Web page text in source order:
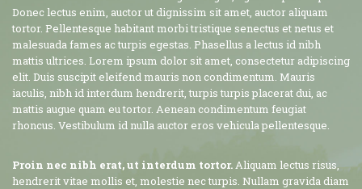
Donec lectus enim, auctor ut dignissim sit amet, auctor aliquam
tortor. Pellentesque habitant morbi tristique senectus et netus et
malesuada fames ac turpis egestas. Phasellus a lectus id nibh
mattis ultrices. Lorem ipsum dolor sit amet, consectetur adipiscing
elit. Duis suscipit eleifend mauris non condimentum. Mauris
iaculis, nibh id interdum hendrerit, turpis turpis placerat dui, ac
mattis augue quam eu tortor. Aenean condimentum feugiat
rhoncus. Vestibulum id nulla auctor eros vehicula pellentesque.
Proin nec nibh erat, ut interdum tortor.Aliquam lectus risus,
hendrerit vitae mollis et, molestie nec turpis. Nullam gravida diam